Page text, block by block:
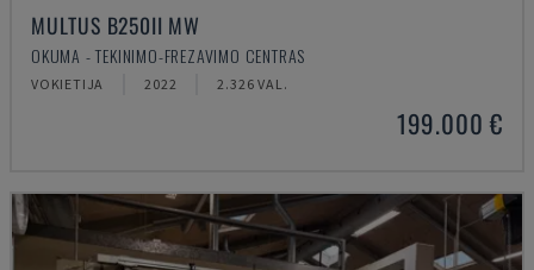
MULTUS B250II MW
OKUMA - TEKINIMO-FREZAVIMO CENTRAS
VOKIETIJA 2022 2.326 VAL.
199.000 €